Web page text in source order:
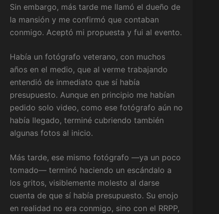
Sin embargo, más tarde me llamó el dueño de
la mansión y me confirmó que contaban
conmigo. Aceptó mi propuesta y fui al evento.
Había un fotógrafo veterano, con muchos
años en el medio, que al verme trabajando
entendió de inmediato que sí había
presupuesto. Aunque en principio me habían
pedido solo video, como ese fotógrafo aún no
había llegado, terminé cubriendo también
algunas fotos al inicio.
Más tarde, ese mismo fotógrafo —ya un poco
tomado— terminó haciendo un escándalo a
los gritos, visiblemente molesto al darse
cuenta de que sí había presupuesto. Su enojo
en realidad no era conmigo, sino con el RRPP,